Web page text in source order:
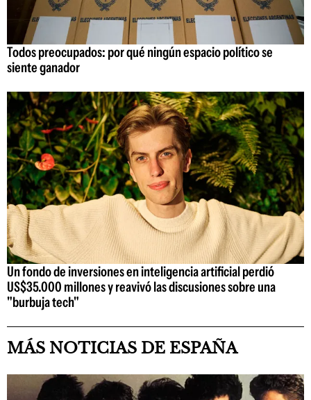
Todos preocupados: por qué ningún espacio político se
siente ganador
Un fondo de inversiones en inteligencia artificial perdió
US$35.000 millones y reavivó las discusiones sobre una
"burbuja tech"
MÁS NOTICIAS DE ESPAÑA